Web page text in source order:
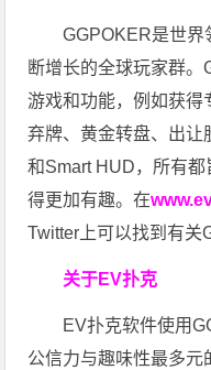
GGPOKER是世界
断增长的全球玩家群
游戏和功能，例如获
弃牌、黄金转盘、出让
和Smart HUD，所有
得更加有趣。在
Twitter上可以找到有关
关于EV扑克
EV扑克软件使用
公信力与趣味性最多元